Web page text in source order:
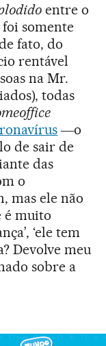
entre o
foi somente
fato, do
rentável
na Mr.
todas
―o
de sair de
das
o
mas ele não
é muito
‘ele tem
Devolve meu
sobre a